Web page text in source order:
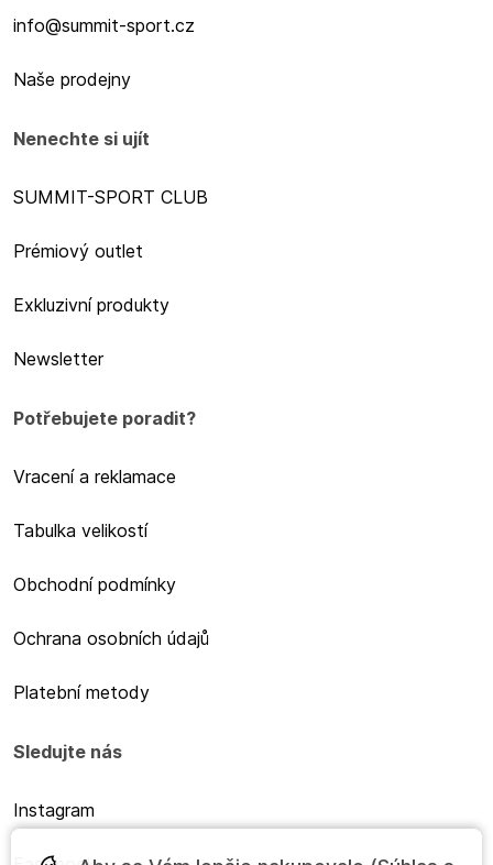
info@summit-sport.cz
Naše prodejny
Nenechte si ujít
SUMMIT-SPORT CLUB
Prémiový outlet
Exkluzivní produkty
Newsletter
Potřebujete poradit?
Vracení a reklamace
Tabulka velikostí
Obchodní podmínky
Ochrana osobních údajů
Platební metody
Sledujte nás
Instagram